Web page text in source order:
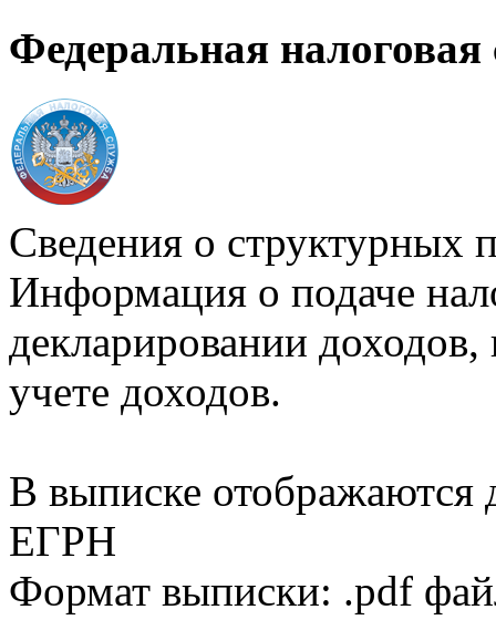
Федеральная налоговая
Сведения о структурных
Информация о подаче
декларировании доходов,
учете доходов.
В выписке
ЕГРН
Формат выписки: .pdf